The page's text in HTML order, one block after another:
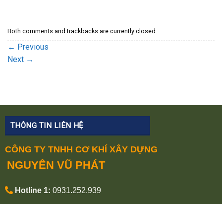
Both comments and trackbacks are currently closed.
← Previous
Next →
THÔNG TIN LIÊN HỆ
CÔNG TY TNHH CƠ KHÍ XÂY DỰNG
NGUYÊN VŨ PHÁT
Hotline 1: 0931.252.939